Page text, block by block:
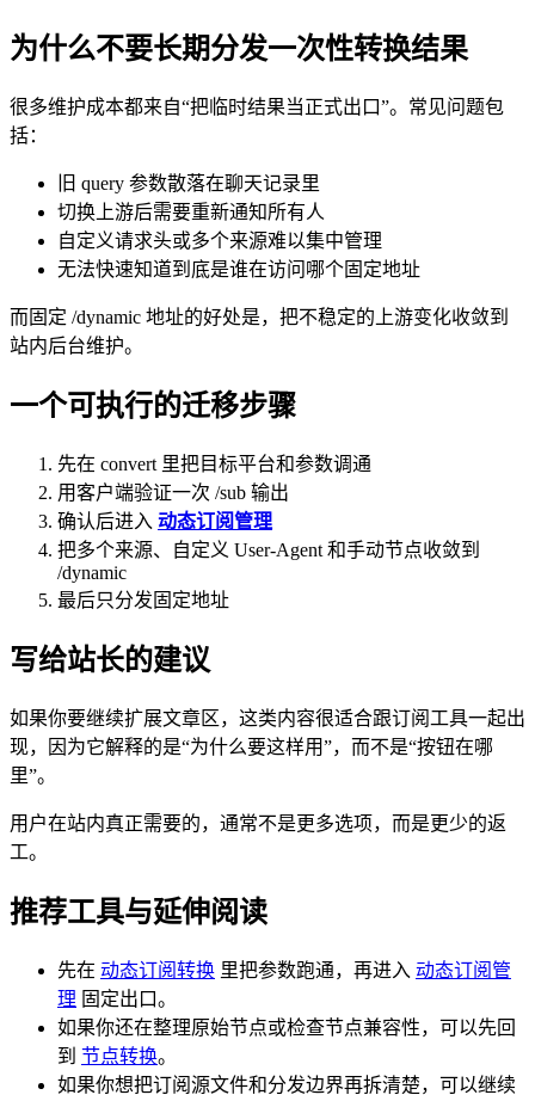
为什么不要长期分发一次性转换结果
很多维护成本都来自“把临时结果当正式出口”。常见问题包
括：
旧 query 参数散落在聊天记录里
切换上游后需要重新通知所有人
自定义请求头或多个来源难以集中管理
无法快速知道到底是谁在访问哪个固定地址
而固定 /dynamic 地址的好处是，把不稳定的上游变化收敛到
站内后台维护。
一个可执行的迁移步骤
先在 convert 里把目标平台和参数调通
用客户端验证一次 /sub 输出
确认后进入 动态订阅管理
把多个来源、自定义 User-Agent 和手动节点收敛到
/dynamic
最后只分发固定地址
写给站长的建议
如果你要继续扩展文章区，这类内容很适合跟订阅工具一起出
现，因为它解释的是“为什么要这样用”，而不是“按钮在哪
里”。
用户在站内真正需要的，通常不是更多选项，而是更少的返
工。
推荐工具与延伸阅读
先在 动态订阅转换 里把参数跑通，再进入 动态订阅管
理 固定出口。
如果你还在整理原始节点或检查节点兼容性，可以先回
到 节点转换。
如果你想把订阅源文件和分发边界再拆清楚，可以继续